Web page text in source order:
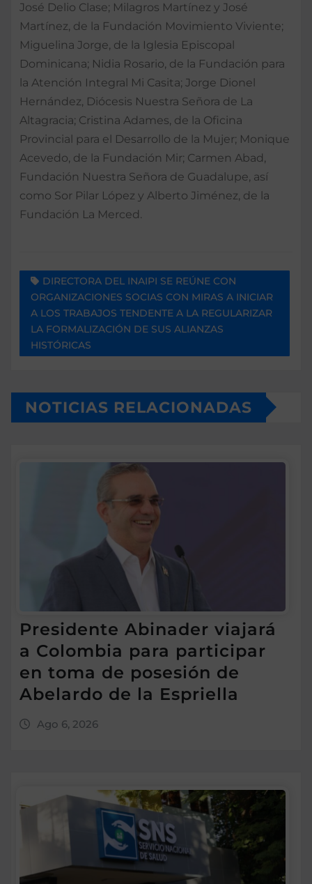
José Delio Clase; Milagros Martínez y José
Martínez, de la Fundación Movimiento Viviente;
Miguelina Jorge, de la Iglesia Episcopal
Dominicana; Nidia Rosario, de la Fundación para
la Atención Integral Mi Casita; Jorge Dionel
Hernández, Diócesis Nuestra Señora de La
Altagracia; Cristina Adames, de la Oficina
Provincial para el Desarrollo de la Mujer; Monique
Acevedo, de la Fundación Mir; Carmen Abad,
Fundación Nuestra Señora de Guadalupe, así
como Sor Pilar López y Alberto Jiménez, de la
Fundación La Merced.
DIRECTORA DEL INAIPI SE REÚNE CON
ORGANIZACIONES SOCIAS CON MIRAS A INICIAR
A LOS TRABAJOS TENDENTE A LA REGULARIZAR
LA FORMALIZACIÓN DE SUS ALIANZAS
HISTÓRICAS
NOTICIAS RELACIONADAS
Presidente Abinader viajará
a Colombia para participar
en toma de posesión de
Abelardo de la Espriella
Ago 6, 2026